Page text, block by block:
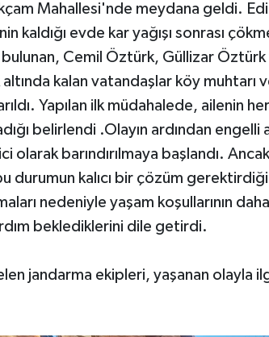
Mahallesi'nde meydana geldi.
kaldığı evde kar yağışı sonrası
Cemil Öztürk, Güllizar
kalan vatandaşlar köy muhtarı
Yapılan ilk müdahalede, ailenin
belirlendi .Olayın ardından engelli
olarak barındırılmaya başlandı.
durumun kalıcı bir çözüm
nedeniyle yaşam koşullarının daha
beklediklerini dile getirdi.
jandarma ekipleri, yaşanan olayla